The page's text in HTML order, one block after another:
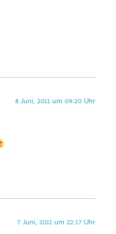
8 Juni, 2011 um 09:20 Uhr
7 Juni, 2011 um 22:17 Uhr